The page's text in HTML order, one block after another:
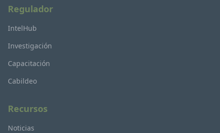
Regulador
IntelHub
Investigación
Capacitación
Cabildeo
Recursos
Noticias